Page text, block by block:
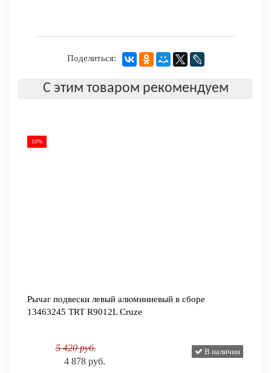
Поделиться:
С этим товаром рекомендуем
10%
Рычаг подвески левый алюминиевый в сборе
13463245 TRT R9012L Cruze
5 420 руб.
4 878 руб.
В наличии